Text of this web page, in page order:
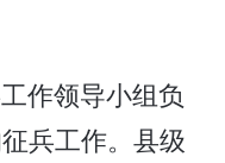
作领导小组负
兵工作。县级